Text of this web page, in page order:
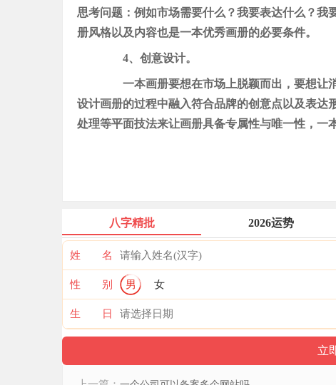
思考问题：例如市场需要什么？我要表达什么？
册风格以及内容也是一本优秀画册的必要条件。
4、创意设计。
一本画册要想在市场上脱颖而出，要想让
设计画册的过程中融入符合品牌的创意点以及表
处理等平面技法来让画册具备专属性与唯一性，一
八字精批 2026运势
姓 名
性 别 男 女
生 日